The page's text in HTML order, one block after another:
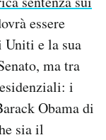
essere
Uniti e la sua
ma tra
i
Obama di
sia il